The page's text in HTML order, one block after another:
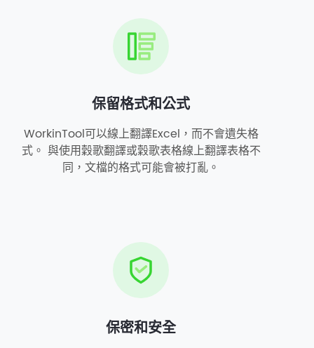
保留格式和公式
WorkinTool可以線上翻譯Excel，而不會遺失格
式。 與使用穀歌翻譯或穀歌表格線上翻譯表格不
同，文檔的格式可能會被打亂。
保密和安全